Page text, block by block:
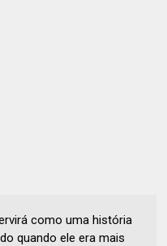
como uma história
quando ele era mais